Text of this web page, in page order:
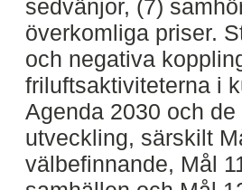
sedvänjor, (7)
överkomliga priser.
och negativa
friluftsaktiviteterna i
Agenda 2030 och
utveckling, särskilt
välbefinnande, Mål